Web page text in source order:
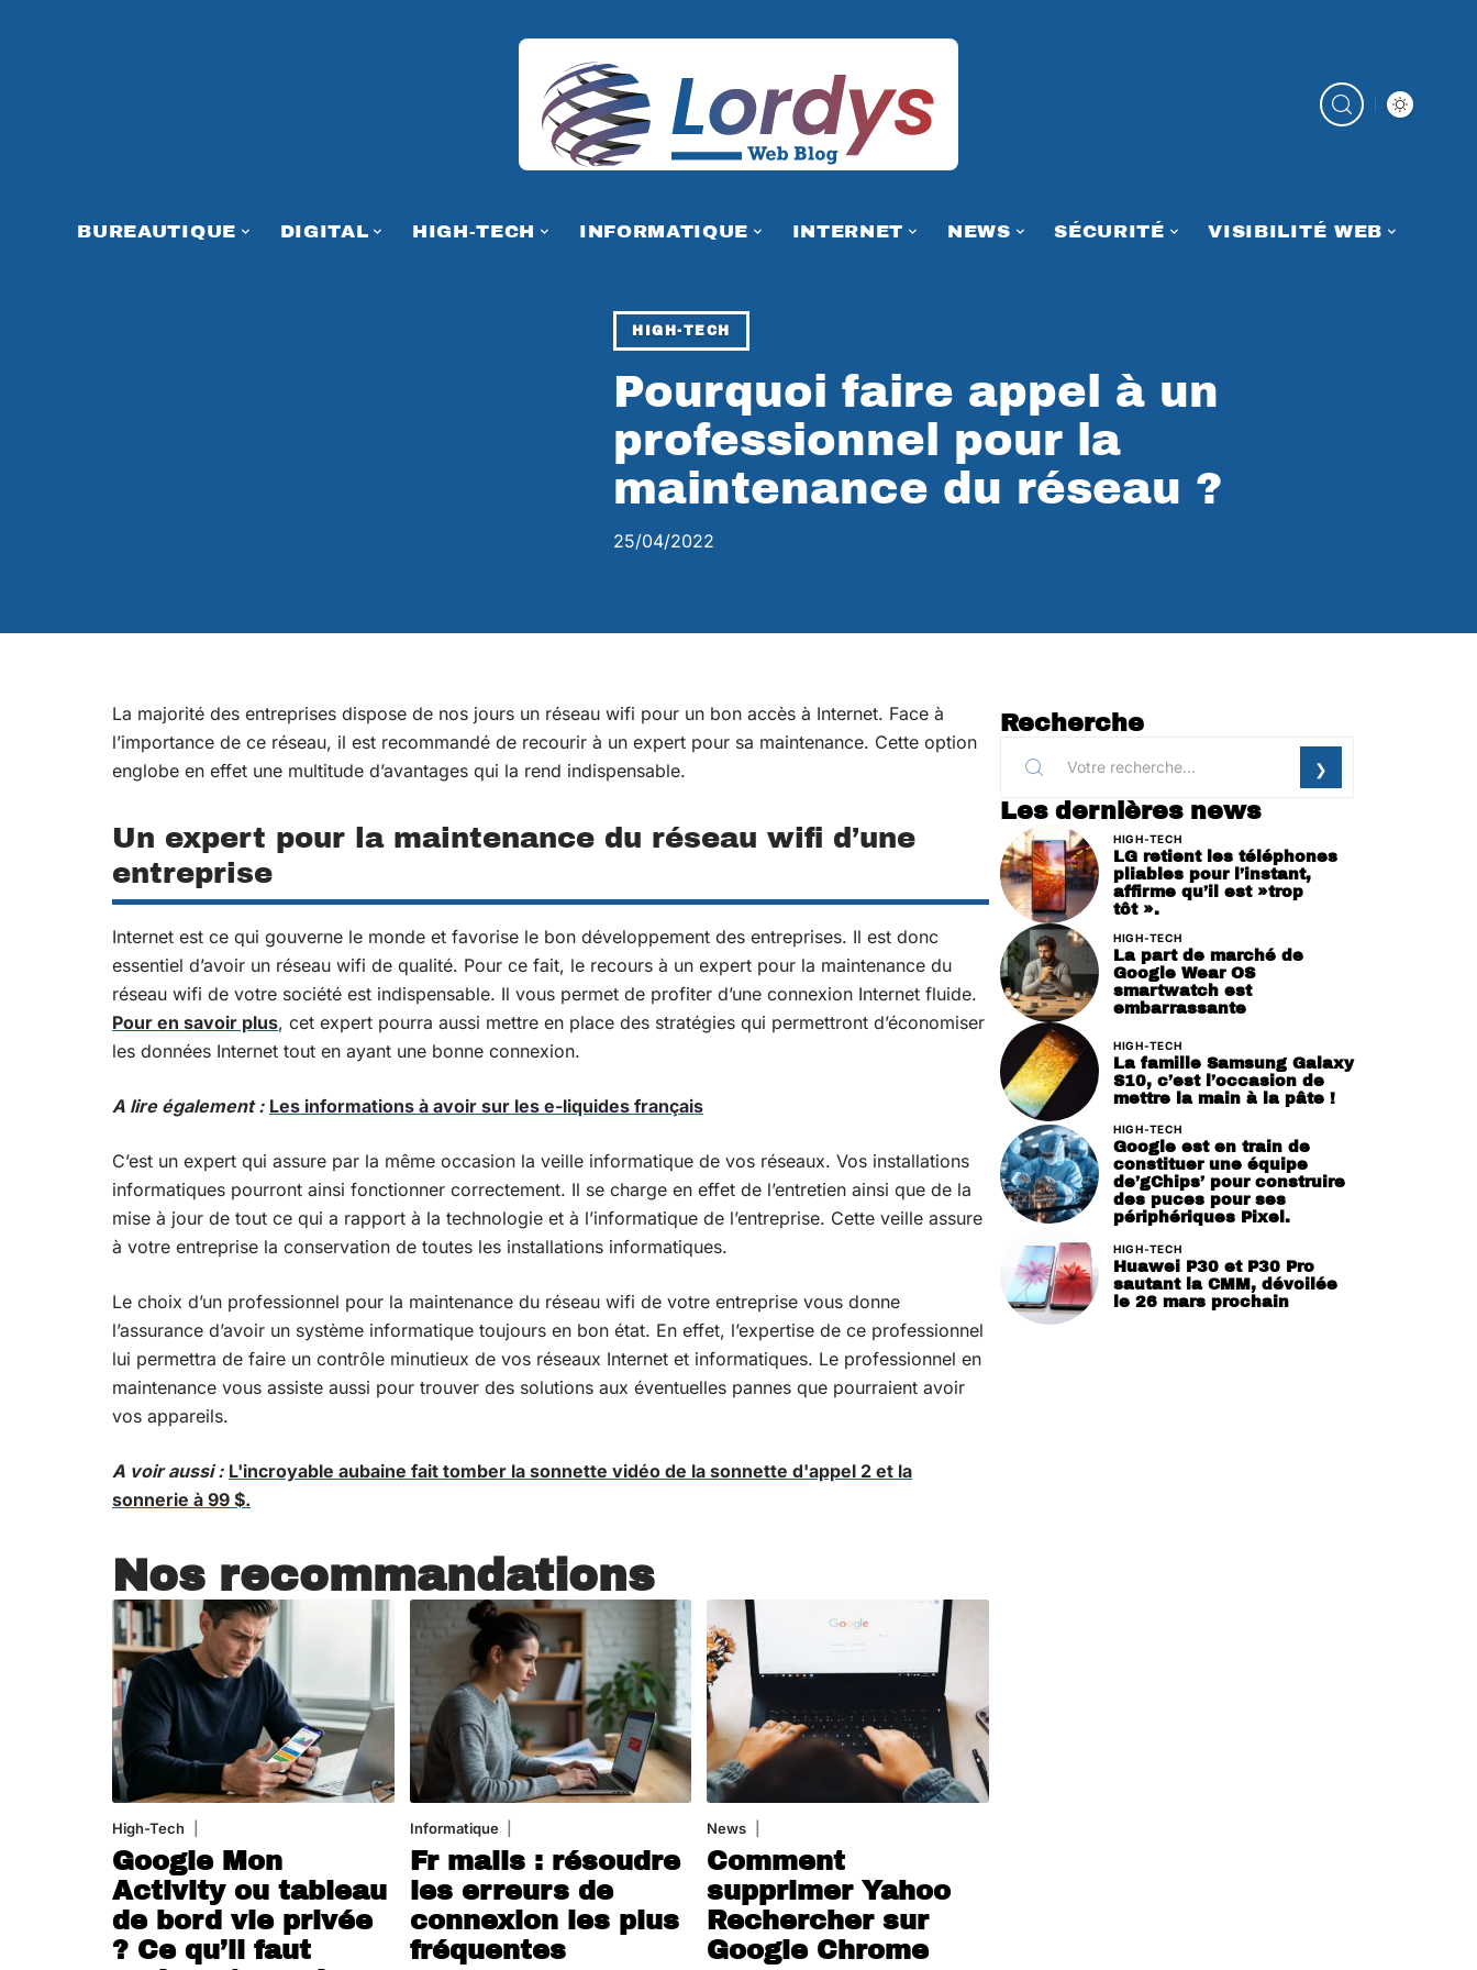
BUREAUTIQUE DIGITAL HIGH-TECH INFORMATIQUE INTERNET NEWS SÉCURITÉ VISIBILITÉ WEB
HIGH-TECH
Pourquoi faire appel à un
professionnel pour la
maintenance du réseau ?
25/04/2022
La majorité des entreprises dispose de nos jours un réseau wifi pour un bon accès à Internet. Face à
l’importance de ce réseau, il est recommandé de recourir à un expert pour sa maintenance. Cette option
englobe en effet une multitude d’avantages qui la rend indispensable.
Un expert pour la maintenance du réseau wifi d’une
entreprise
Internet est ce qui gouverne le monde et favorise le bon développement des entreprises. Il est donc
essentiel d’avoir un réseau wifi de qualité. Pour ce fait, le recours à un expert pour la maintenance du
réseau wifi de votre société est indispensable. Il vous permet de profiter d’une connexion Internet fluide.
Pour en savoir plus, cet expert pourra aussi mettre en place des stratégies qui permettront d’économiser
les données Internet tout en ayant une bonne connexion.
A lire également : Les informations à avoir sur les e-liquides français
C’est un expert qui assure par la même occasion la veille informatique de vos réseaux. Vos installations
informatiques pourront ainsi fonctionner correctement. Il se charge en effet de l’entretien ainsi que de la
mise à jour de tout ce qui a rapport à la technologie et à l’informatique de l’entreprise. Cette veille assure
à votre entreprise la conservation de toutes les installations informatiques.
Le choix d’un professionnel pour la maintenance du réseau wifi de votre entreprise vous donne
l’assurance d’avoir un système informatique toujours en bon état. En effet, l’expertise de ce professionnel
lui permettra de faire un contrôle minutieux de vos réseaux Internet et informatiques. Le professionnel en
maintenance vous assiste aussi pour trouver des solutions aux éventuelles pannes que pourraient avoir
vos appareils.
A voir aussi : L'incroyable aubaine fait tomber la sonnette vidéo de la sonnette d'appel 2 et la
sonnerie à 99 $.
Nos recommandations
High-Tech
Google Mon
Activity ou tableau
de bord vie privée
? Ce qu’il faut
Informatique
Fr mails : résoudre
les erreurs de
connexion les plus
fréquentes
News
Comment
supprimer Yahoo
Rechercher sur
Google Chrome
Recherche
Les dernières news
HIGH-TECH
LG retient les téléphones
pliables pour l’instant,
affirme qu’il est »trop
tôt ».
HIGH-TECH
La part de marché de
Google Wear OS
smartwatch est
embarrassante
HIGH-TECH
La famille Samsung Galaxy
S10, c’est l’occasion de
mettre la main à la pâte !
HIGH-TECH
Google est en train de
constituer une équipe
de’gChips’ pour construire
des puces pour ses
périphériques Pixel.
HIGH-TECH
Huawei P30 et P30 Pro
sautant la CMM, dévoilée
le 26 mars prochain